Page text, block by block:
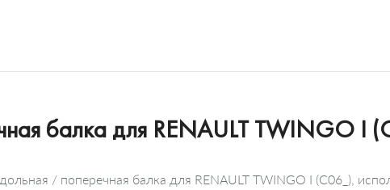
балка для RENAULT TWINGO I
/ поперечная балка для RENAULT TWINGO I (C06_),